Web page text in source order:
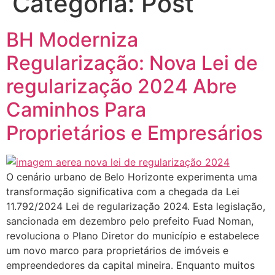
BH Moderniza
Regularização: Nova Lei de
regularização 2024 Abre
Caminhos Para
Proprietários e Empresários
O cenário urbano de Belo Horizonte experimenta uma
transformação significativa com a chegada da Lei
11.792/2024 Lei de regularização 2024. Esta legislação,
sancionada em dezembro pelo prefeito Fuad Noman,
revoluciona o Plano Diretor do município e estabelece
um novo marco para proprietários de imóveis e
empreendedores da capital mineira. Enquanto muitos